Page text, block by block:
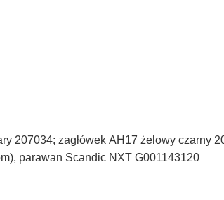
207034; zagłówek AH17 żelowy czarny
parawan Scandic NXT G001143120